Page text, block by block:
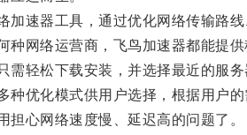
速器工具，通过优化网络传输路线
网络运营商，飞鸟加速器都能提供
轻松下载安装，并选择最近的服务
优化模式供用户选择，根据用户的
心网络速度慢、延迟高的问题了。